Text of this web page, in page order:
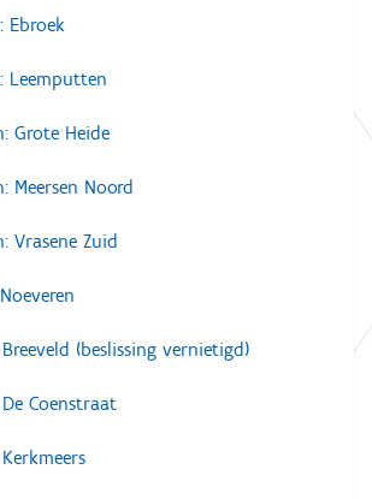
Ebroek
Leemputten
Grote Heide
Meersen Noord
Vrasene Zuid
(beslissing vernietigd)
Coenstraat